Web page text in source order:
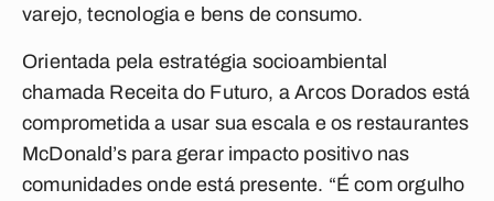
varejo, tecnologia e bens de consumo.
Orientada pela estratégia socioambiental
chamada Receita do Futuro, a Arcos Dorados está
comprometida a usar sua escala e os restaurantes
McDonald’s para gerar impacto positivo nas
comunidades onde está presente. “É com orgulho